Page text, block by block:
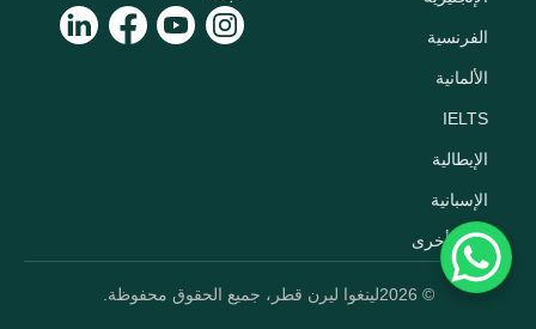
الفرنسية
الألمانية
IELTS
الإيطالية
الإسبانية
لغات أخرى
© 2026 لينغوا ليرن قطر، جميع الحقوق محفوظة.